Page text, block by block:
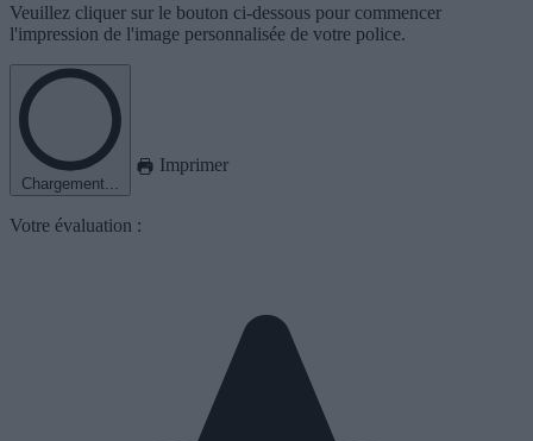
Veuillez cliquer sur le bouton ci-dessous pour commencer
l'impression de l'image personnalisée de votre police.
Chargement...
Imprimer
Votre évaluation :